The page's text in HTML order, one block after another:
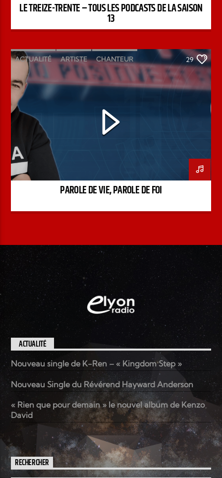
LE TREIZE-TRENTE – TOUS LES PODCASTS DE LA SAISON
13
ACTUALITÉ ARTISTE CHANTEUR
ÉMISSION INTERVIEW KENZO DAVID
PAROLE DE FOI
PODCAST
29
PAROLE DE VIE, PAROLE DE FOI
ACTUALITÉ
Nouveau single de K-Ren – « Kingdom Step »
Nouveau Single du Révérend Hayward Anderson
« Rien que pour demain » le nouvel album de Kenzo
David
RECHERCHER